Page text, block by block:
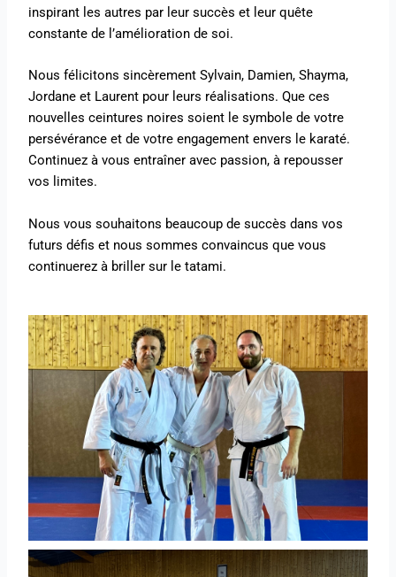
inspirant les autres par leur succès et leur quête
constante de l’amélioration de soi.
Nous félicitons sincèrement Sylvain, Damien, Shayma,
Jordane et Laurent pour leurs réalisations. Que ces
nouvelles ceintures noires soient le symbole de votre
persévérance et de votre engagement envers le karaté.
Continuez à vous entraîner avec passion, à repousser
vos limites.
Nous vous souhaitons beaucoup de succès dans vos
futurs défis et nous sommes convaincus que vous
continuerez à briller sur le tatami.